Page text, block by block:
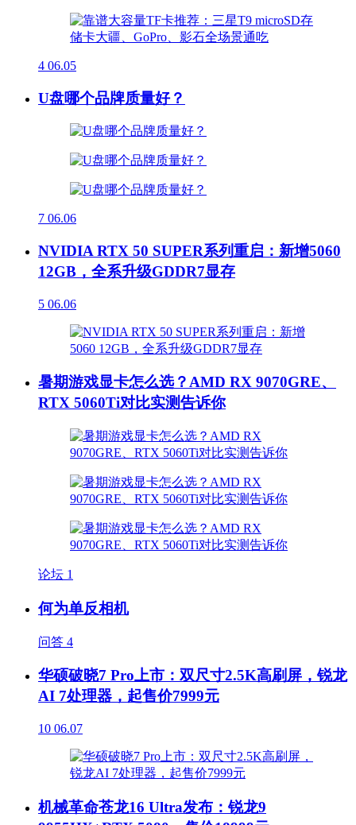
4 06.05
U盘哪个品牌质量好？
7 06.06
NVIDIA RTX 50 SUPER系列重启：新增5060
12GB，全系升级GDDR7显存
5 06.06
暑期游戏显卡怎么选？AMD RX 9070GRE、
RTX 5060Ti对比实测告诉你
论坛 1
何为单反相机
问答 4
华硕破晓7 Pro上市：双尺寸2.5K高刷屏，锐龙
AI 7处理器，起售价7999元
10 06.07
机械革命苍龙16 Ultra发布：锐龙9